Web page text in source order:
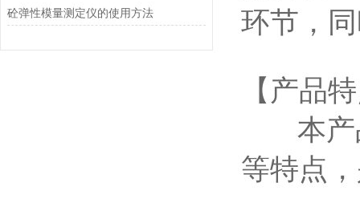
砼弹性模量测定仪的使用方法
环节，
【产品
本
等特点